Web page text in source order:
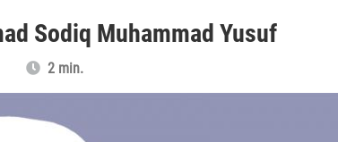
Sodiq Muhammad Yusuf
2 min.